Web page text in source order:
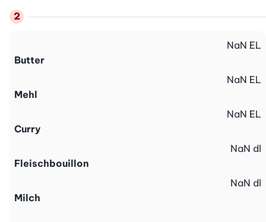
Butter
NaN EL
Mehl
NaN EL
Curry
NaN EL
Fleischbouillon
NaN dl
Milch
NaN dl